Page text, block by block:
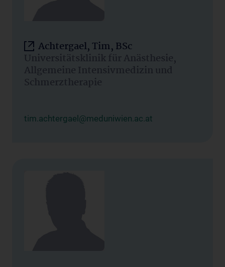
Achtergael, Tim, BSc
Universitätsklinik für Anästhesie,
Allgemeine Intensivmedizin und
Schmerztherapie
tim.achtergael@meduniwien.ac.at